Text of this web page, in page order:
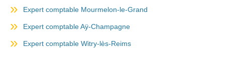
Expert comptable Mourmelon-le-Grand
Expert comptable Aÿ-Champagne
Expert comptable Witry-lès-Reims